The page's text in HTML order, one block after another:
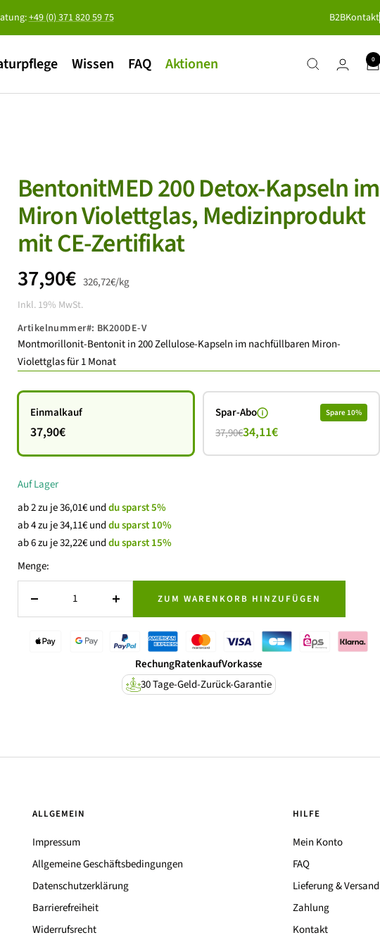
+49 (0) 371 820 59 75 B2BKontakt
Wissen FAQ Aktionen 0
BentonitMED 200 Detox-Kapseln im
Miron Violettglas, Medizinprodukt
mit CE-Zertifikat
Angebotspreis
37,90€ 326,72€/kg
Inkl. 19% MwSt.
Artikelnummer#: BK200DE-V
Montmorillonit-Bentonit in 200 Zellulose-Kapseln im nachfüllbaren Miron-
Violettglas für 1 Monat
Einmalkauf
37,90€
Spar-Abo Spare 10%
37,90€34,11€
Auf Lager
ab 2 zu je 36,01€ unddu sparst 5%
ab 4 zu je 34,11€ unddu sparst 10%
ab 6 zu je 32,22€ unddu sparst 15%
Menge:
Menge
ZUM WARENKORB HINZUFÜGEN
RechungRatenkaufVorkasse
30 Tage-Geld-Zurück-Garantie
ALLGEMEIN
Impressum
Allgemeine Geschäftsbedingungen
Datenschutzerklärung
Barrierefreiheit
Widerrufsrecht
HILFE
Mein Konto
FAQ
Lieferung & Versand
Zahlung
Kontakt